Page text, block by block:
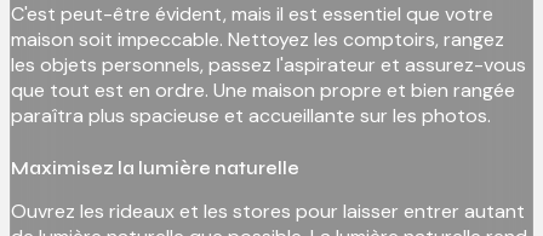
C'est peut-être évident, mais il est essentiel que votre
maison soit impeccable. Nettoyez les comptoirs, rangez
les objets personnels, passez l'aspirateur et assurez-vous
que tout est en ordre. Une maison propre et bien rangée
paraîtra plus spacieuse et accueillante sur les photos.
Maximisez la lumière naturelle
Ouvrez les rideaux et les stores pour laisser entrer autant